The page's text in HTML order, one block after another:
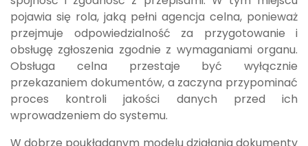
pojawia się rola, jaką pełni agencja celna, ponieważ
przejmuje odpowiedzialność za przygotowanie i
obsługę zgłoszenia zgodnie z wymaganiami organu.
Obsługa celna przestaje być wyłącznie
przekazaniem dokumentów, a zaczyna przypominać
proces kontroli jakości danych przed ich
wprowadzeniem do systemu.